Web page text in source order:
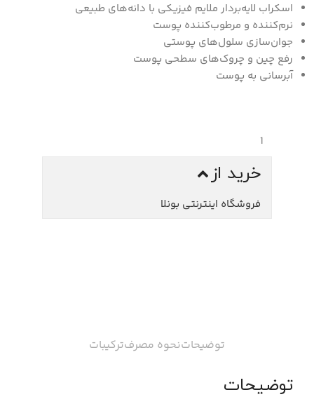
اسکراب لایه‌بردار ملایم فیزیکی با دانه‌های طبیعی
نرم‌کننده و مرطوب‌کننده پوست
جوان‌سازی سلول‌های پوستی
رفع چین و چروک‌های سطحی پوست
آبرسانی به پوست
خرید از
فروشگاه اینترنتی بونلا
توضیحاتنحوه مصرفترکیبات
توضیحات